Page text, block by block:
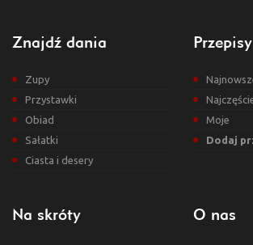
Znajdź dania
Zupy
Przystawki
Obiad
Sałatki
Ciasta i desery
Przepisy
Moje
Dodaj
Na skróty O nas